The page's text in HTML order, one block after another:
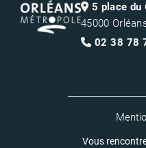
5 place du
45000
02 38 78
Vous